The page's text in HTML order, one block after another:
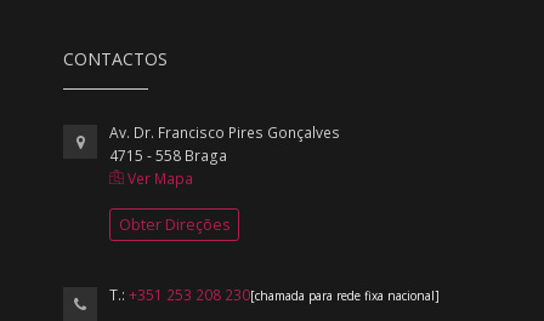
CONTACTOS
Av. Dr. Francisco Pires Gonçalves
4715 - 558 Braga
Ver Mapa
Obter Direções
T.:+351 253 208 230[chamada para rede fixa nacional]